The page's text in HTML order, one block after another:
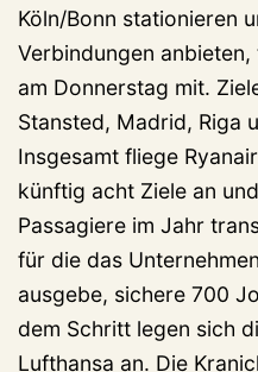
Köln/Bonn stationieren
Verbindungen
am Donnerstag mit.
Stansted, Madrid, Riga
Insgesamt fliege
künftig acht Ziele an
Passagiere im Jahr
für die das
ausgebe, sichere 700
dem Schritt legen sich
Lufthansa an. Die